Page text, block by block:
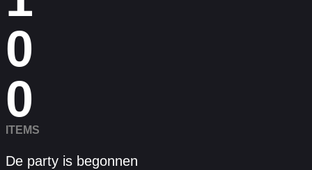
0
0
ITEMS
De party is begonnen